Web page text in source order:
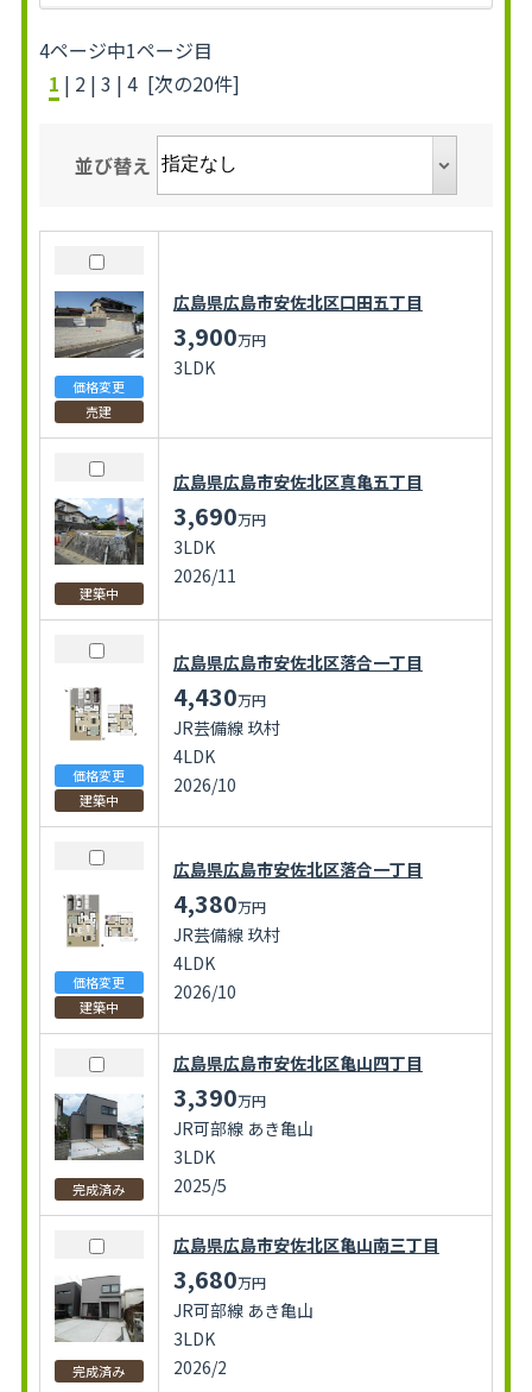
4ページ中1ページ目
1 | 2 | 3 | 4 [次の20件]
並び替え
価格変更
売建
広島県広島市安佐北区口田五丁目
3,900万円
3LDK
建築中
広島県広島市安佐北区真亀五丁目
3,690万円
3LDK
2026/11
価格変更
建築中
広島県広島市安佐北区落合一丁目
4,430万円
JR芸備線 玖村
4LDK
2026/10
価格変更
建築中
広島県広島市安佐北区落合一丁目
4,380万円
JR芸備線 玖村
4LDK
2026/10
完成済み
広島県広島市安佐北区亀山四丁目
3,390万円
JR可部線 あき亀山
3LDK
2025/5
完成済み
広島県広島市安佐北区亀山南三丁目
3,680万円
JR可部線 あき亀山
3LDK
2026/2